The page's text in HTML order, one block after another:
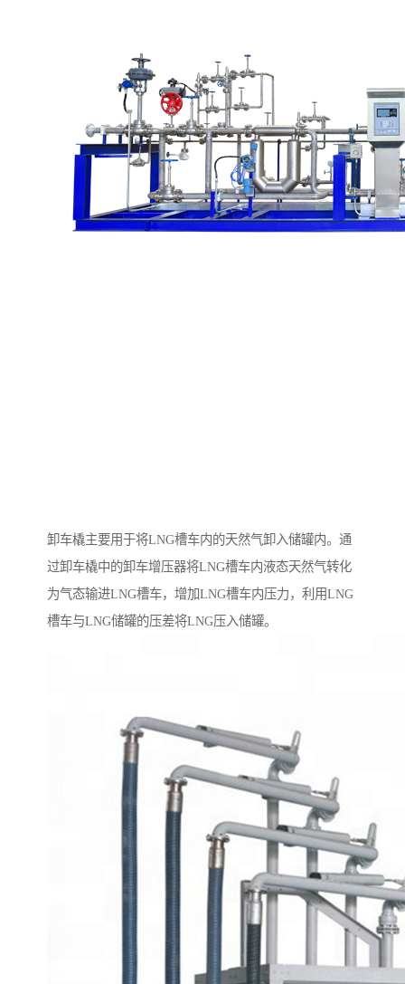
卸车橇主要用于将LNG槽车内的天然气卸入储罐内。通
过卸车橇中的卸车增压器将LNG槽车内液态天然气转化
为气态输进LNG槽车，增加LNG槽车内压力，利用LNG
槽车与LNG储罐的压差将LNG压入储罐。